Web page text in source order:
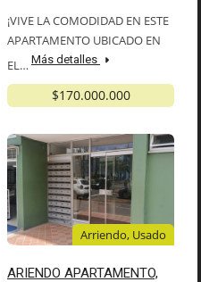
¡VIVE LA COMODIDAD EN ESTE
APARTAMENTO UBICADO EN
EL… Más detalles
$170.000.000
Arriendo, Usado
ARIENDO APARTAMENTO,